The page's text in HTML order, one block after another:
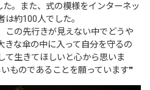
。また、式の模様をインターネッ
は約100人でした。
この先行きが見えない中でどうや
きな傘の中に入って自分を守るの
て生きてほしいと心から思いま
ものであることを願っています❞